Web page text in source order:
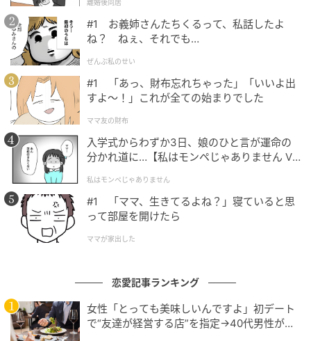
「どなたが届けてくださったんでしょうか？ ぜひ直接
お礼を伝えたいのですが……」
すると警察官は、少し誇らしげに微笑んで教えてくれ
ました。
「一人の高校生ですよ。通学の途中だったようです
が、『落とした人が困っているはずだから』と、わざ
わざ交番まで走ってきてくれたんです。名前も名乗ら
ず、急いで学校へ向かっていきましたよ」
その言葉を聞いた瞬間、張り詰めていた緊張の糸がぷ
つりと切れ、視界が涙で激しく滲みました。
自分の貴重な時間を割いてまで、見ず知らずの他人の
ために懸命に走ってくれた、名前も知らない若いヒー
ロー。世の中の冷たさに怯えていた自分の心が、その
純粋な善意に触れて、熱く震えるのを感じました。日
離婚後同居
#1 お義姉さんたちくるって、私話したよ
ね？ ねぇ、それでも…
ぜんぶ私のせい
#1 「あっ、財布忘れちゃった」「いいよ出
すよ〜！」これが全ての始まりでした
ママ友の財布
入学式からわずか3日、娘のひと言が運命の
分かれ道に…【私はモンペじゃありません Vo
私はモンペじゃありません
#1 「ママ、生きてるよね？」寝ていると思
って部屋を開けたら
ママが家出した
恋愛記事ランキング
女性「とっても美味しいんですよ」初デート
で“友達が経営する店”を指定→40代男性が向